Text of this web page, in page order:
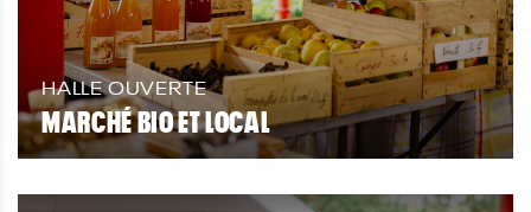
HALLE OUVERTE
MARCHÉ BIO ET LOCAL